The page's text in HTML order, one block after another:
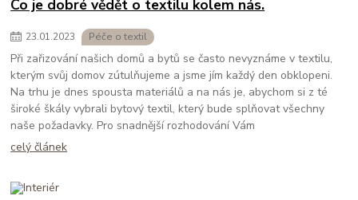
Co je dobré vědět o textilu kolem nás.
23.01.2023 Péče o textil
Při zařizování našich domů a bytů se často nevyznáme v textilu,
kterým svůj domov zútulňujeme a jsme jím každý den obklopeni.
Na trhu je dnes spousta materiálů a na nás je, abychom si z té
široké škály vybrali bytový textil, který bude splňovat všechny
naše požadavky. Pro snadnější rozhodování Vám
celý článek